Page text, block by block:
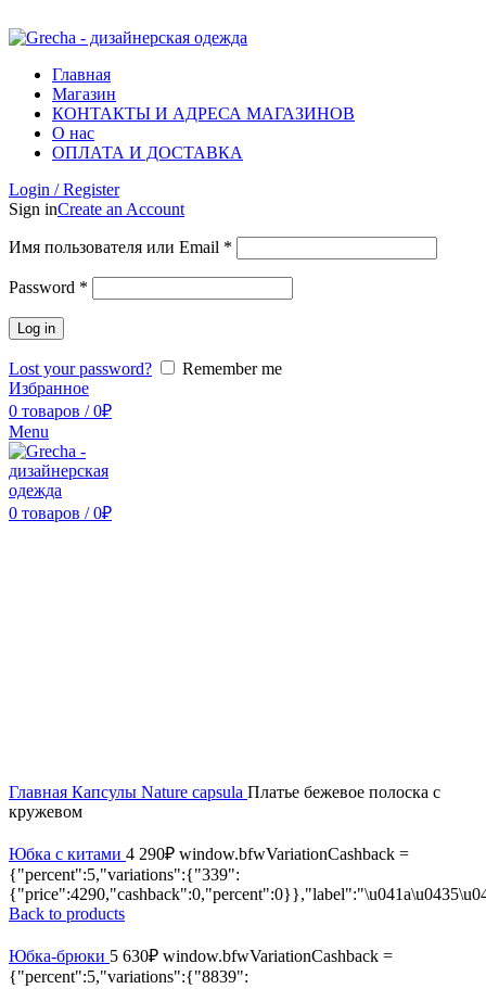
Главная
Магазин
КОНТАКТЫ И АДРЕСА МАГАЗИНОВ
О нас
ОПЛАТА И ДОСТАВКА
Login / Register
Sign inCreate an Account
Имя пользователя или Email *
Password *
Log in
Lost your password?
Remember me
Избранное
0 товаров / 0₽
Menu
0 товаров / 0₽
Главная Капсулы Nature capsula Платье бежевое полоска с
кружевом
Юбка с китами 4 290₽ window.bfwVariationCashback =
{"percent":5,"variations":{"339":
Back to products
Юбка-брюки 5 630₽ window.bfwVariationCashback =
{"percent":5,"variations":{"8839":